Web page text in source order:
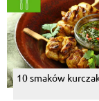
10 smaków